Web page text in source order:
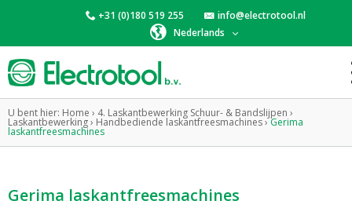
+31 (0)180 519 255
info@electrotool.nl
Nederlands
U bent hier: Home › 4. Laskantbewerking Schuur- & Bandslijpen ›
Laskantbewerking› Handbediende laskantfreesmachines›Gerima
laskantfreesmachines
Gerima laskantfreesmachines